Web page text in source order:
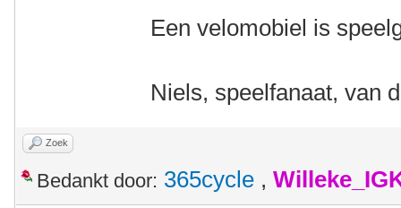
Een velomobiel is
Niels, speelfanaat, van
Zoek
Bedankt door: 365cycle ,